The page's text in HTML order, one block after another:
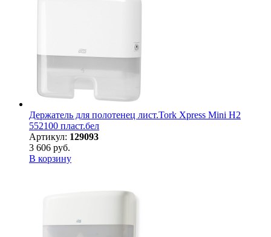
Держатель для полотенец лист.Tork Xpress Mini H2
552100 пласт.бел
Артикул: 129093
3 606 руб.
В корзину